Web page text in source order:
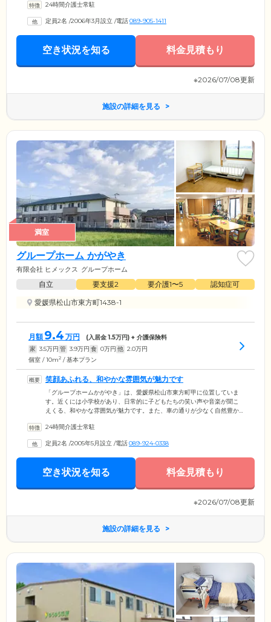
建ての館内には、全18室のお部屋をご用意。全室個室でご用意していま
早く馴染んでいただけるよう、各フロア9名ずつの少人数ケアを行ってい
ます。ご入居前のご見学やご相談など、いつでもお気軽にお問い合わせ
24時間介護士常駐
定員2名 /2006年3月設立 /電話089-905-1411
空き状況を知る 料金見積もり
※2026/07/08更新
施設の詳細を見る
満室
グループホーム かがやき
有限会社 ヒメックス グループホーム
自立 要支援2 要介護1〜5
認知症可
愛媛県松山市東方町1438-1
月額 9.4 万円 (入居金1.5万円) + 介護保険料
家 3.5万円 管 3.9万円 食 0万円 他 2.0万円
個室 / 10m2 / 基本プラン
笑顔あふれる、和やかな雰囲気が魅力です
「グループホームかがやき」は、愛媛県松山市東方町甲に位置していま
す。近くには小学校があり、日常的に子どもたちの笑い声や音楽が聞こ
えくる、和やかな雰囲気が魅力です。また、車の通りが少なく自然豊か
ホームではケアに従事するスタッフの人柄づくりを大切にしており、ご
います。スタッフがご入居者様と共に食事や洗濯・掃除などを助け合い
ながら楽しく生活することで、穏やかな日々をご提供しています。
24時間介護士常駐
定員2名 /2005年5月設立 /電話089-924-0338
空き状況を知る 料金見積もり
※2026/07/08更新
施設の詳細を見る